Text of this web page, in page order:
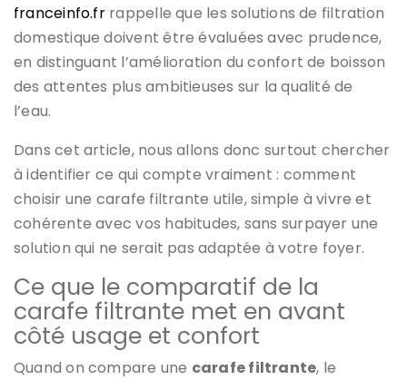
franceinfo.frrappelle que les solutions de filtration
domestique doivent être évaluées avec prudence,
en distinguant l’amélioration du confort de boisson
des attentes plus ambitieuses sur la qualité de
l’eau.
Dans cet article, nous allons donc surtout chercher
à identifier ce qui compte vraiment : comment
choisir une carafe filtrante utile, simple à vivre et
cohérente avec vos habitudes, sans surpayer une
solution qui ne serait pas adaptée à votre foyer.
Ce que le comparatif de la
carafe filtrante met en avant
côté usage et confort
Quand on compare une carafe filtrante, le